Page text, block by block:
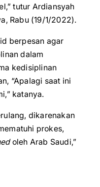
tutur Ardiansyah
Rabu (19/1/2022).
berpesan agar
dalam
kedisiplinan
“Apalagi saat ini
katanya.
dikarenakan
prokes,
oleh Arab Saudi,”